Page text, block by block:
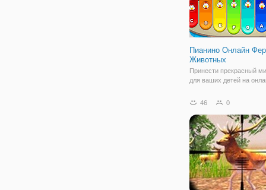
Пианино Онлайн
Животных
Принести прекрасный
для ваших детей на
будут изучать ноты и
они смогут играть со
животных. Пианино
46 0